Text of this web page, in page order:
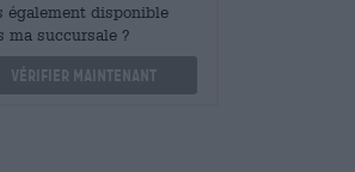
également disponible
ma succursale ?
Vérifier maintenant